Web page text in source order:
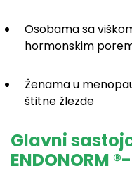
Osobama sa
hormonskim
Ženama u
štitne žlezde
Glavni
ENDONORM